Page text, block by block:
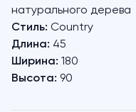
натурального дерева
Стиль: Country
Длина: 45
Ширина: 180
Высота: 90